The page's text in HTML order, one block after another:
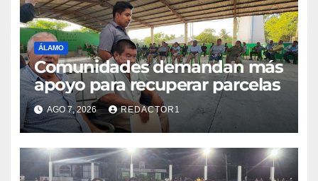
ÁLAMO
Comunidades demandan más
apoyo para recuperar parcelas
AGO 7, 2026 REDACTOR1